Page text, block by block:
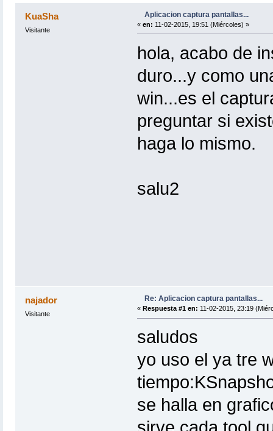
KuaSha
Visitante
Aplicacion captura pantallas...
« en: 11-02-2015, 19:51 (Miércoles) »
hola, acabo de
duro...y como
win...es el
preguntar si
haga lo mismo.
salu2
najador
Visitante
Re: Aplicacion captura pantallas...
« Respuesta #1 en: 11-02-2015, 23:19
saludos
yo uso el ya tre
se halla en